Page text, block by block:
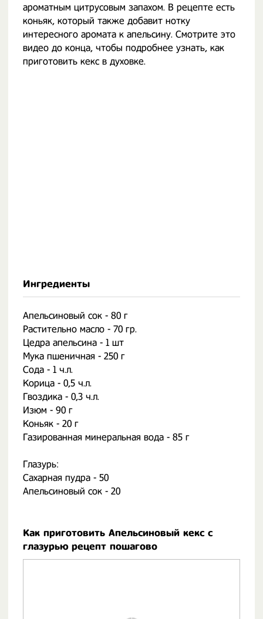
ароматным цитрусовым запахом. В рецепте есть
коньяк, который также добавит нотку
интересного аромата к апельсину. Смотрите это
видео до конца, чтобы подробнее узнать, как
приготовить кекс в духовке.
Ингредиенты
Апельсиновый сок - 80 г
Растительно масло - 70 гр.
Цедра апельсина - 1 шт
Мука пшеничная - 250 г
Сода - 1 ч.л.
Корица - 0,5 ч.л.
Гвоздика - 0,3 ч.л.
Изюм - 90 г
Коньяк - 20 г
Газированная минеральная вода - 85 г
Глазурь:
Сахарная пудра - 50
Апельсиновый сок - 20
Как приготовить Апельсиновый кекс с
глазурью рецепт пошагово